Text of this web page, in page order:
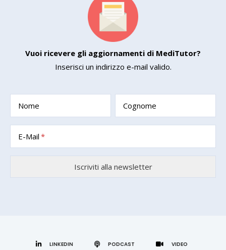
Vuoi ricevere gli aggiornamenti di MediTutor?
Inserisci un indirizzo e-mail valido.
Nome Cognome
E-Mail
LINKEDIN